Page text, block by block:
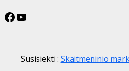
Facebook
YouTube
Susisiekti : Skaitmeninio